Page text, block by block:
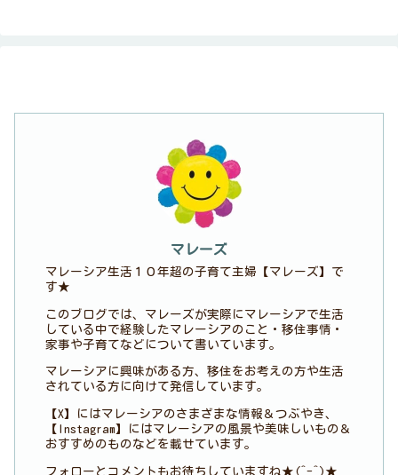
マレーズ
マレーシア生活１０年超の子育て主婦【マレーズ】で
す★
このブログでは、マレーズが実際にマレーシアで生活
している中で経験したマレーシアのこと・移住事情・
家事や子育てなどについて書いています。
マレーシアに興味がある方、移住をお考えの方や生活
されている方に向けて発信しています。
【X】にはマレーシアのさまざまな情報＆つぶやき、
【Instagram】にはマレーシアの風景や美味しいもの＆
おすすめのものなどを載せています。
フォローとコメントもお待ちしていますね★(^-^)★